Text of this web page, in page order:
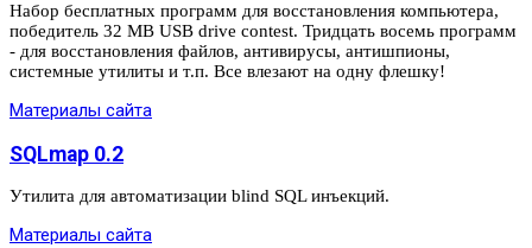
Набор бесплатных программ для восстановления компьютера,
победитель 32 MB USB drive contest. Тридцать восемь программ
- для восстановления файлов, антивирусы, антишпионы,
системные утилиты и т.п. Все влезают на одну флешку!
Материалы сайта
SQLmap 0.2
Утилита для автоматизации blind SQL инъекций.
Материалы сайта